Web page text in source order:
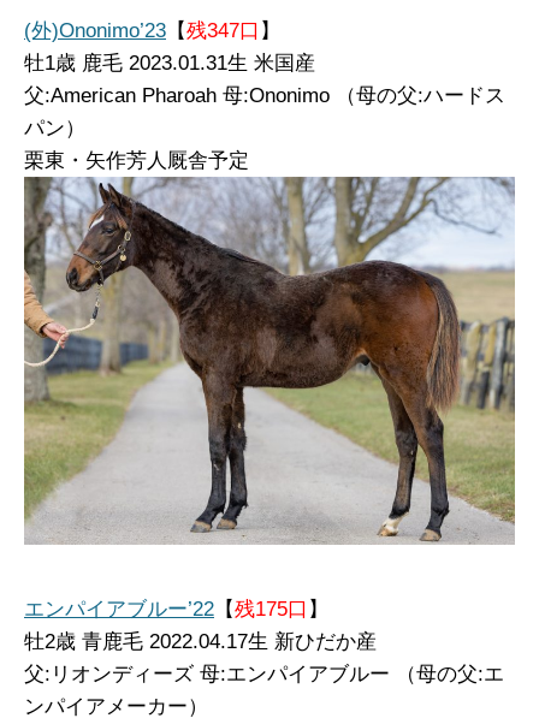
(外)Ononimo’23 【残347口 】
牡1歳 鹿毛 2023.01.31生 米国産
父:American Pharoah 母:Ononimo （母の父:ハードス
パン）
栗東・矢作芳人厩舎予定
エンパイアブルー’22 【残175口 】
牡2歳 青鹿毛 2022.04.17生 新ひだか産
父:リオンディーズ 母:エンパイアブルー （母の父:エ
ンパイアメーカー）